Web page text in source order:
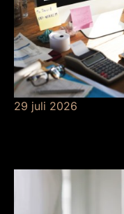
29 juli 2026